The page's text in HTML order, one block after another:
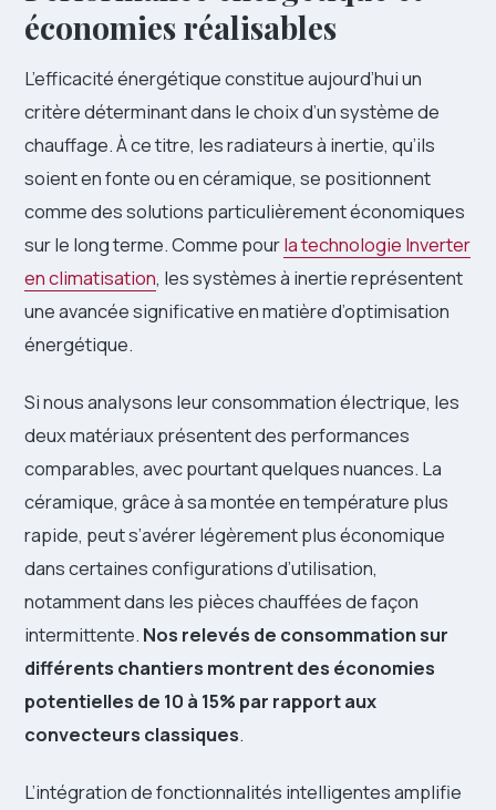
économies réalisables
L’efficacité énergétique constitue aujourd’hui un
critère déterminant dans le choix d’un système de
chauffage. À ce titre, les radiateurs à inertie, qu’ils
soient en fonte ou en céramique, se positionnent
comme des solutions particulièrement économiques
sur le long terme. Comme pourla technologie Inverter
en climatisation, les systèmes à inertie représentent
une avancée significative en matière d’optimisation
énergétique.
Si nous analysons leur consommation électrique, les
deux matériaux présentent des performances
comparables, avec pourtant quelques nuances. La
céramique, grâce à sa montée en température plus
rapide, peut s’avérer légèrement plus économique
dans certaines configurations d’utilisation,
notamment dans les pièces chauffées de façon
intermittente. Nos relevés de consommation sur
différents chantiers montrent des économies
potentielles de 10 à 15% par rapport aux
convecteurs classiques.
L’intégration de fonctionnalités intelligentes amplifie